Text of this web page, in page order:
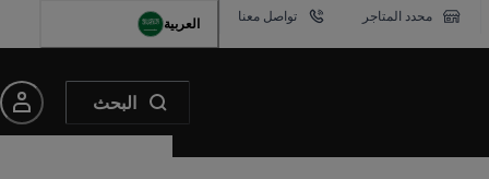
محدد المتاجر تواصل معنا العربية
البحث